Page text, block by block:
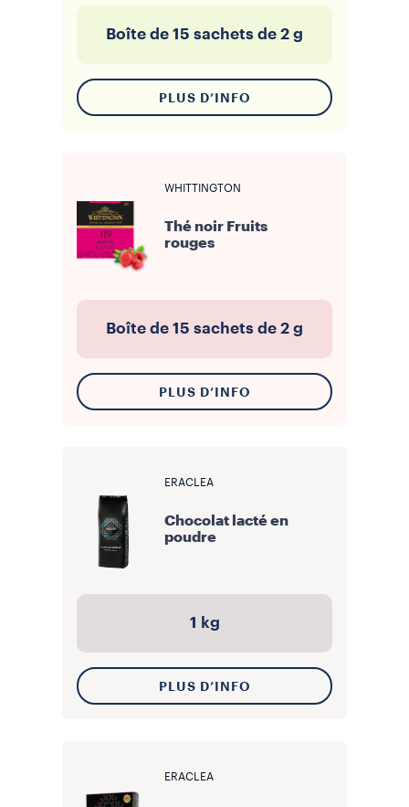
Boîte de 15 sachets de 2 g
PLUS D’INFO
WHITTINGTON
Thé noir Fruits
rouges
Boîte de 15 sachets de 2 g
PLUS D’INFO
ERACLEA
Chocolat lacté en
poudre
1 kg
PLUS D’INFO
ERACLEA